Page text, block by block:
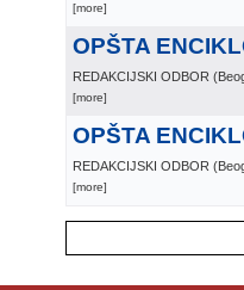
[more]
OPŠTA
REDAKCIJSKI ODBOR (
[more]
OPŠTA
REDAKCIJSKI ODBOR (
[more]